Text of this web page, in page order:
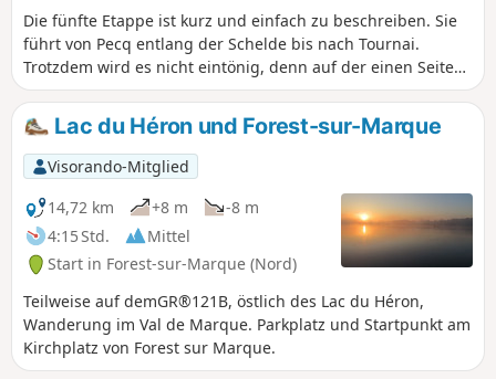
Die fünfte Etappe ist kurz und einfach zu beschreiben. Sie
führt von Pecq entlang der Schelde bis nach Tournai.
Trotzdem wird es nicht eintönig, denn auf der einen Seite
verläuft der Fluss, und auf der anderen Seite wechseln sich
abwechslungsreiche Landschaften ab. Und das Zentrum
von Tournai ist einen Besuch wert.
Lac du Héron und Forest-sur-Marque
Visorando-Mitglied
14,72 km
+8 m
-8 m
4:15 Std.
Mittel
Start in Forest-sur-Marque (Nord)
Teilweise auf demGR®121B, östlich des Lac du Héron,
Wanderung im Val de Marque. Parkplatz und Startpunkt am
Kirchplatz von Forest sur Marque.